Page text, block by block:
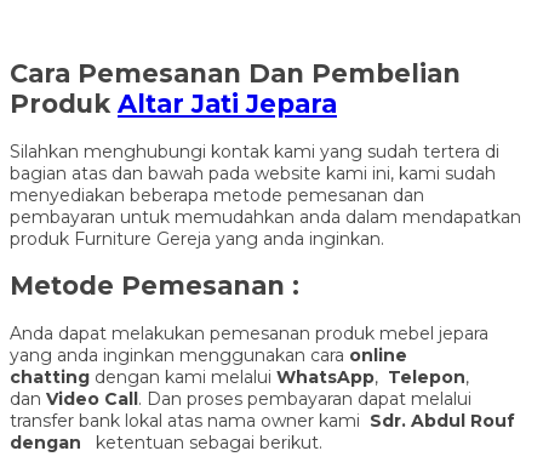
Cara Pemesanan Dan Pembelian
Produk Altar Jati Jepara
Silahkan menghubungi kontak kami yang sudah tertera di
bagian atas dan bawah pada website kami ini, kami sudah
menyediakan beberapa metode pemesanan dan
pembayaran untuk memudahkan anda dalam mendapatkan
produk Furniture Gereja yang anda inginkan.
Metode Pemesanan :
Anda dapat melakukan pemesanan produk mebel jepara
yang anda inginkan menggunakan cara online
chatting dengan kami melalui WhatsApp, Telepon,
dan Video Call. Dan proses pembayaran dapat melalui
transfer bank lokal atas nama owner kami Sdr. Abdul Rouf
dengan ketentuan sebagai berikut.